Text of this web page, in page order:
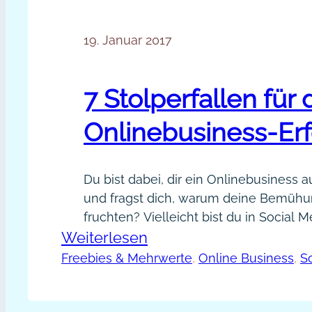
19. Januar 2017
7 Stolperfallen für
Onlinebusiness-
Du bist dabei, dir ein Onlinebusiness
und fragst dich, warum deine
fruchten? Vielleicht bist du in Social
unglaublich aktiv, schreibst viele
diese fleißig und dennoch ist die
Weiterlesen
7
für
Freebies & Mehrwerte, Online Business,